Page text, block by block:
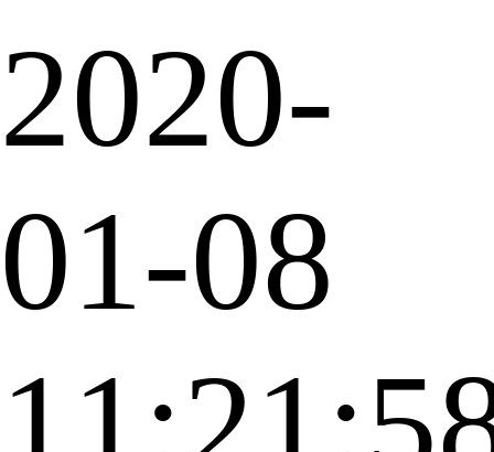
2020-
01-08